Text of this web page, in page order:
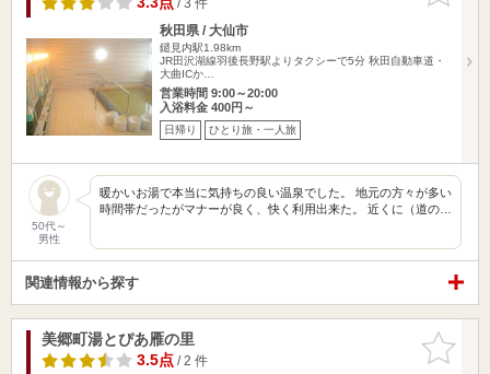
秋田県 / 大仙市
鑓見内駅1.98km
JR田沢湖線羽後長野駅よりタクシーで5分 秋田自動車道・
大曲ICか…
営業時間 9:00～20:00
入浴料金 400円～
日帰り ひとり旅・一人旅
50代～
男性
暖かいお湯で本当に気持ちの良い温泉でした。 地元の方々が多い
時間帯だったがマナーが良く、快く利用出来た。 近くに（道の…
関連情報から探す
お気に入
りに追加
美郷町湯とぴあ雁の里
3.5点/ 2 件